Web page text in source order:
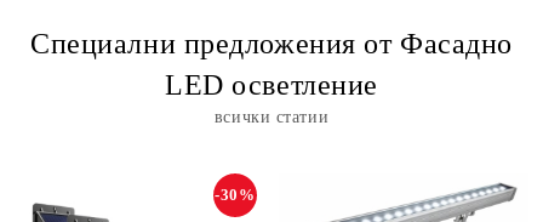
Специални предложения от Фасадно
LED осветление
всички статии
-30%